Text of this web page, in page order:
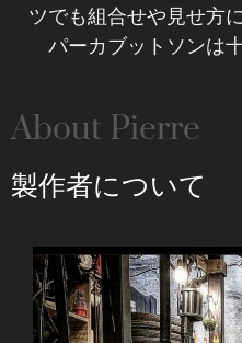
ツでも組合せや見せ方
パーカブットソンは
About Pierre
製作者について